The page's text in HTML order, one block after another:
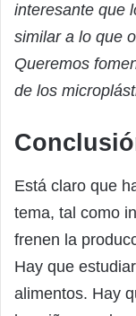
interesante que
similar a lo que
Queremos
de los
Está claro que
tema, tal como
frenen la
Hay que
alimentos. Hay